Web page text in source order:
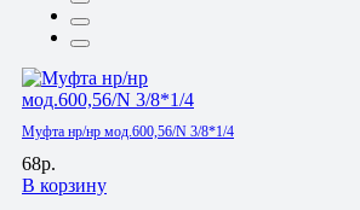
Муфта нр/нр мод.600,56/N 3/8*1/4
68р.
В корзину